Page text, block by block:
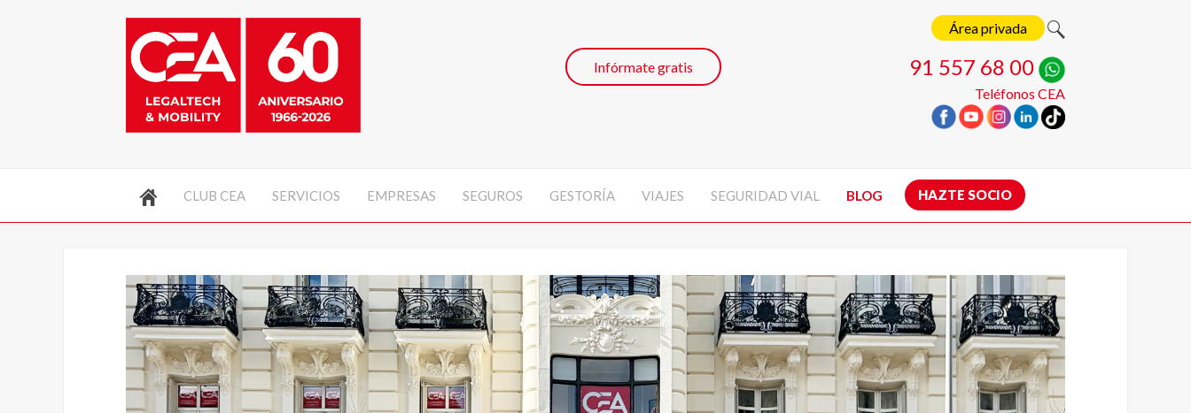
Área privada
91 557 68 00
Teléfonos CEA
Infórmate gratis
CLUB CEA SERVICIOS EMPRESAS SEGUROS GESTORÍA VIAJES SEGURIDAD VIAL BLOG HAZTE SOCIO